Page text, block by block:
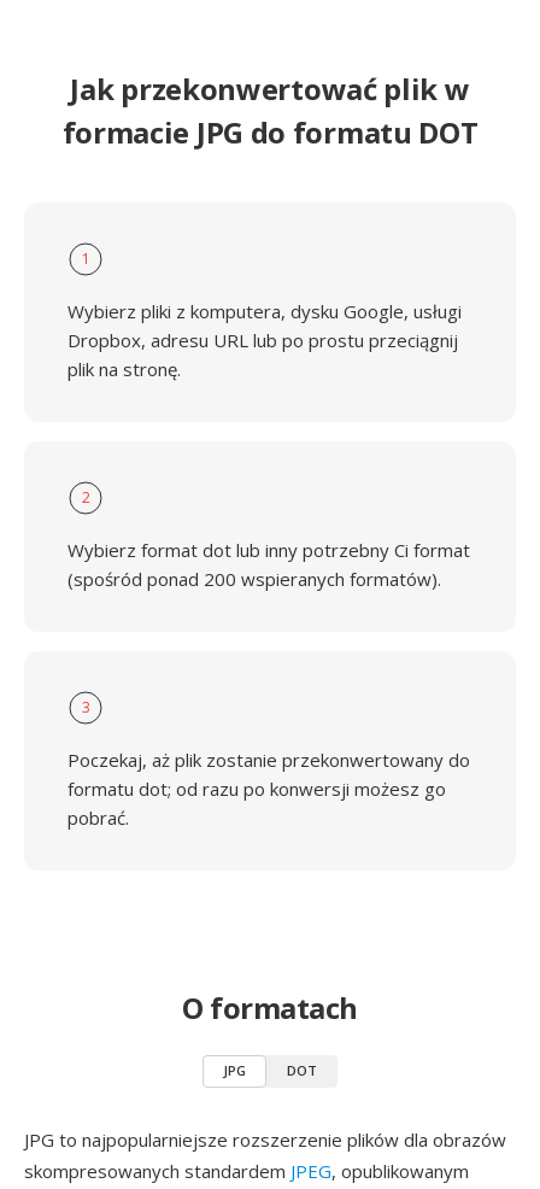
Jak przekonwertować plik w
formacie JPG do formatu DOT
1
Wybierz pliki z komputera, dysku Google, usługi
Dropbox, adresu URL lub po prostu przeciągnij
plik na stronę.
2
Wybierz format dot lub inny potrzebny Ci format
(spośród ponad 200 wspieranych formatów).
3
Poczekaj, aż plik zostanie przekonwertowany do
formatu dot; od razu po konwersji możesz go
pobrać.
O formatach
JPG DOT
JPG to najpopularniejsze rozszerzenie plików dla obrazów
skompresowanych standardem JPEG, opublikowanym